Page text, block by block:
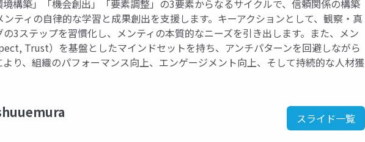
構築」「機会創出」「要素調整」の3要素からなるサイクルで、信頼関係の構築
ティの自律的な学習と成果創出を支援します。キーアクションとして、観察・真
3ステップを習慣化し、メンティの本質的なニーズを引き出します。また、メン
Trust）を基盤としたマインドセットを持ち、アンチパターンを回避しながら
り、組織のパフォーマンス向上、エンゲージメント向上、そして持続的な人材獲
スライド一覧